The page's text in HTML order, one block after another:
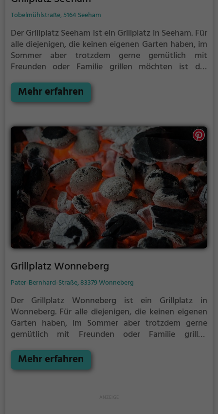
Tobelmühlstraße, 5164 Seeham
Der Grillplatz Seeham ist ein Grillplatz in Seeham. Für
alle diejenigen, die keinen eigenen Garten haben, im
Sommer aber trotzdem gerne gemütlich mit
Freunden oder Familie grillen möchten ist der
Grillplatzes: keine Nachbarn. Hier kann eine Feier
ruhig auch mal bis spät in die Nacht gehen und
den meisten Fällen unter euch und könnt
niemanden stören.
Mehr erfahren
Grillplatz Wonneberg
Pater-Bernhard-Straße, 83379 Wonneberg
Der Grillplatz Wonneberg ist ein Grillplatz in
Wonneberg. Für alle diejenigen, die keinen eigenen
Garten haben, im Sommer aber trotzdem gerne
gemütlich mit Freunden oder Familie grillen
Gegrillt wird hier mit Holz.
Mehr erfahren